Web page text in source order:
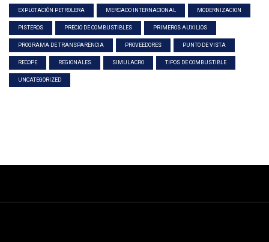
EXPLOTACIÓN PETROLERA MERCADO INTERNACIONAL MODERNIZACION
PISTEROS PRECIO DE COMBUSTIBLES PRIMEROS AUXILIOS
PROGRAMA DE TRANSPARENCIA PROVEEDORES PUNTO DE VISTA
RECOPE REGIONALES SIMULACRO TIPOS DE COMBUSTIBLE
UNCATEGORIZED